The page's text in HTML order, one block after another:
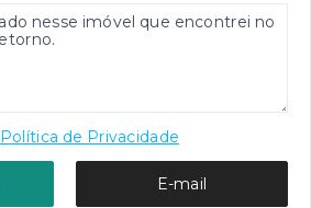
Política de Privacidade
E-mail